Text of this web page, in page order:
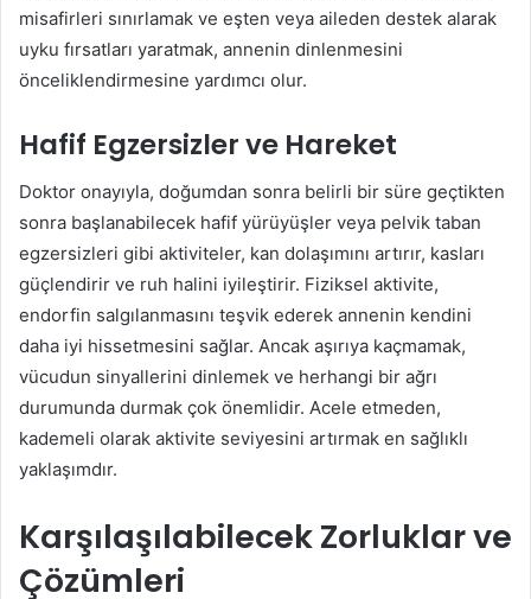
misafirleri sınırlamak ve eşten veya aileden destek alarak
uyku fırsatları yaratmak, annenin dinlenmesini
önceliklendirmesine yardımcı olur.
Hafif Egzersizler ve Hareket
Doktor onayıyla, doğumdan sonra belirli bir süre geçtikten
sonra başlanabilecek hafif yürüyüşler veya pelvik taban
egzersizleri gibi aktiviteler, kan dolaşımını artırır, kasları
güçlendirir ve ruh halini iyileştirir. Fiziksel aktivite,
endorfin salgılanmasını teşvik ederek annenin kendini
daha iyi hissetmesini sağlar. Ancak aşırıya kaçmamak,
vücudun sinyallerini dinlemek ve herhangi bir ağrı
durumunda durmak çok önemlidir. Acele etmeden,
kademeli olarak aktivite seviyesini artırmak en sağlıklı
yaklaşımdır.
Karşılaşılabilecek Zorluklar ve
Çözümleri